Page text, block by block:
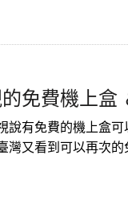
免費機上盒
說有免費的機上盒
灣又看到可以再次